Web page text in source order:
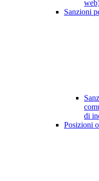
Sanzioni
di
Posizioni